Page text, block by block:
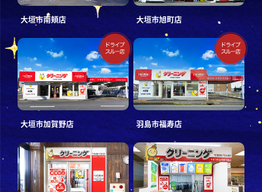
大垣市南頬店 大垣市旭町店
大垣市加賀野店 羽島市福寿店